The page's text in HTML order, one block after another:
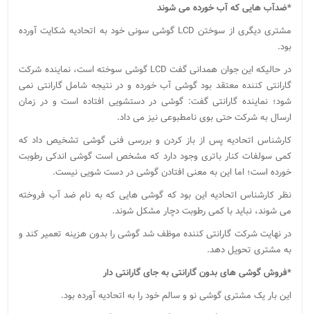
*ضدآب هایی که آب خورده می‌‌ شوند
مشتری دیگری از سوختن LCD گوشی سونی خود به اتحادیه شکایت آورده
بود.
در حالیکه این جوان همدانی گفت LCD گوشی سوخته است، نماینده شرکت
گارانتی کننده معتقد بود گوشی آب خورده و در نتیجه شامل گارانتی نمی
شود؛ نماینده گارانتی گفت: گوشی در دستشویی افتاده است و در زمان
ارسال به شرکت حتی بوی نامطبوعی نیز می داد.
کارشناس اتحادیه پس از باز کردن و بررسی فنی گوشی تشخیص داد که
کمی سولفات کنار باتری وجود دارد که مشخص است گوشی اندکی رطوبت
خورده است؛ اما این به معنی افتادن گوشی در دست شویی نیست.
نظر کارشناس اتحادیه این بود که گوشی هایی که به نام ضد آب فروخته
می شوند، نباید با کمی رطوبت دچار مشکل شوند.
در نهایت شرکت گارانتی کننده موظف شد گوشی را بدون هزینه تعمیر کند و
به مشتری تحویل دهد.
*فروش گوشی ‌های بدون گارانتی به جای گارانتی دار
این بار یک مشتری گوشی نو و سالم خود را به اتحا‌دیه آورده بود.